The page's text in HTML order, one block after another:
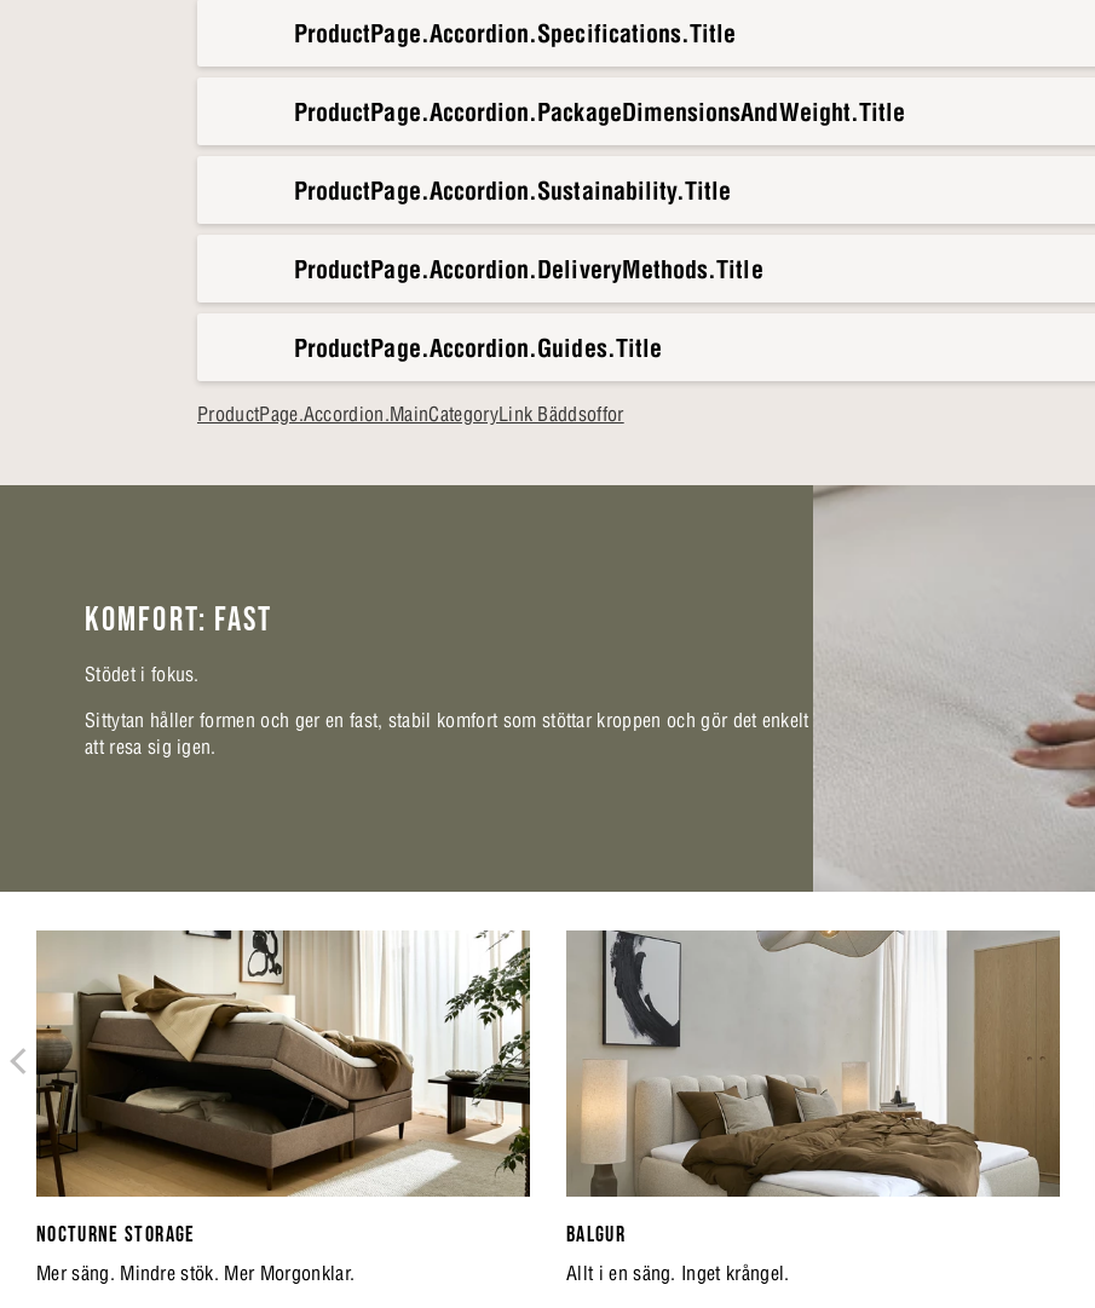
Inkl. förvaring
Liggmått: 140 x 197 cm – gott om plats för både vardagsbruk och gäster
ProductPage.Accordion.Specifications.Title
ProductPage.Accordion.PackageDimensionsAndWeight.Title
ProductPage.Accordion.Sustainability.Title
ProductPage.Accordion.DeliveryMethods.Title
ProductPage.Accordion.Guides.Title
ProductPage.Accordion.MainCategoryLink Bäddsoffor
KOMFORT: FAST
Stödet i fokus.
Sittytan håller formen och ger en fast, stabil komfort som stöttar kroppen och gör det enkelt
att resa sig igen.
NOCTURNE STORAGE
Mer säng. Mindre stök. Mer Morgonklar.
BALGUR
Allt i en säng. Inget krångel.